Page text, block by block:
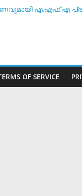
എ.എഫ്.എ
OF SERVICE